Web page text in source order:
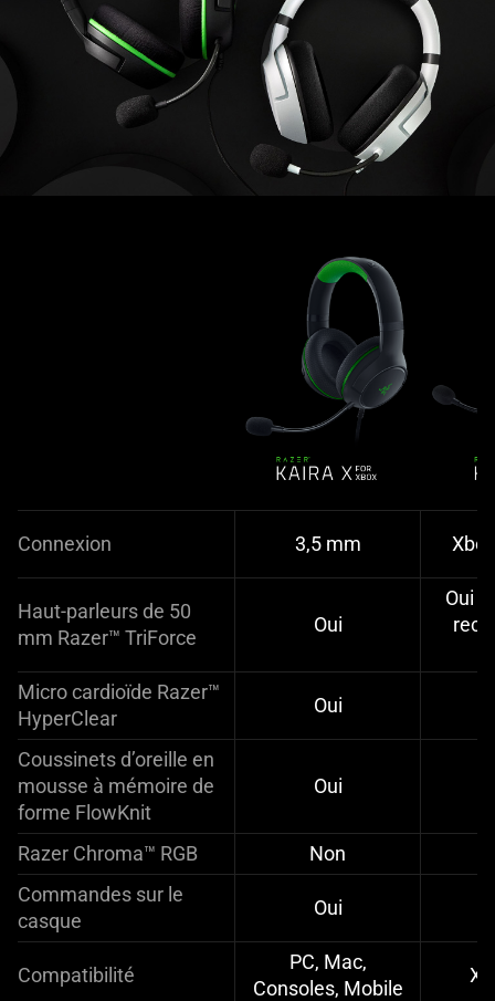
Connexion 3,5 mm
Haut-parleurs de 50
mm Razer™ TriForce
Oui
Oui
Micro cardioïde Razer™
HyperClear
Oui
Coussinets d’oreille en
mousse à mémoire de
forme FlowKnit
Oui
Razer Chroma™ RGB
Non
Commandes sur le
casque
Oui
Compatibilité
PC, Mac,
Consoles, Mobile